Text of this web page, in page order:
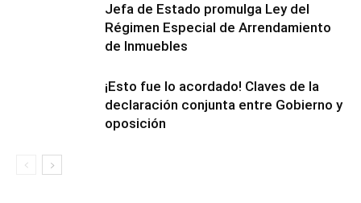
Jefa de Estado promulga Ley del
Régimen Especial de Arrendamiento
de Inmuebles
¡Esto fue lo acordado! Claves de la
declaración conjunta entre Gobierno y
oposición